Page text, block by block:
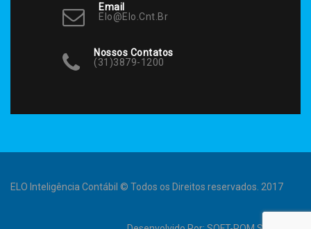
Email
Elo@elo.cnt.br
Nossos Contatos
(31)3879-1200
ELO Inteligência Contábil © Todos os Direitos reservados. 2017